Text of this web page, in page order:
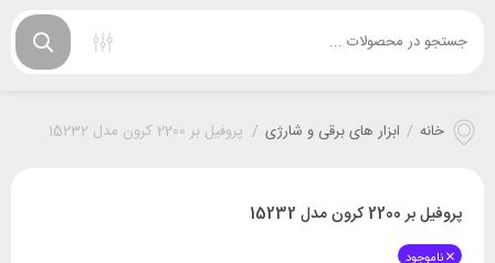
خانه / ابزار های برقی و شارژی / پروفیل بر 2200 کرون مدل 15232
پروفیل بر 2200 کرون مدل 15232